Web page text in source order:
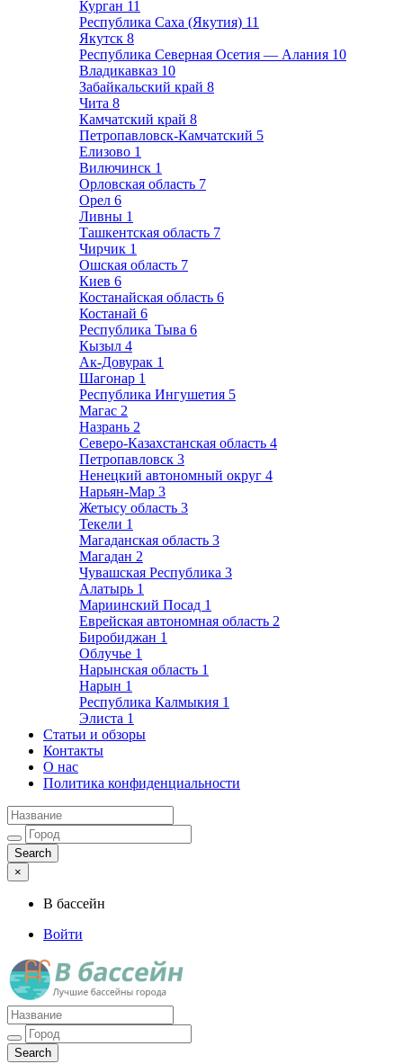
Курган 11
Республика Саха (Якутия) 11
Якутск 8
Республика Северная Осетия — Алания 10
Владикавказ 10
Забайкальский край 8
Чита 8
Камчатский край 8
Петропавловск-Камчатский 5
Елизово 1
Вилючинск 1
Орловская область 7
Орел 6
Ливны 1
Ташкентская область 7
Чирчик 1
Ошская область 7
Киев 6
Костанайская область 6
Костанай 6
Республика Тыва 6
Кызыл 4
Ак-Довурак 1
Шагонар 1
Республика Ингушетия 5
Магас 2
Назрань 2
Северо-Казахстанская область 4
Петропавловск 3
Ненецкий автономный округ 4
Нарьян-Мар 3
Жетысу область 3
Текели 1
Магаданская область 3
Магадан 2
Чувашская Республика 3
Алатырь 1
Мариинский Посад 1
Еврейская автономная область 2
Биробиджан 1
Облучье 1
Нарынская область 1
Нарын 1
Республика Калмыкия 1
Элиста 1
Статьи и обзоры
Контакты
О нас
Политика конфиденциальности
×
В бассейн
Войти
Лучшие бассейны города